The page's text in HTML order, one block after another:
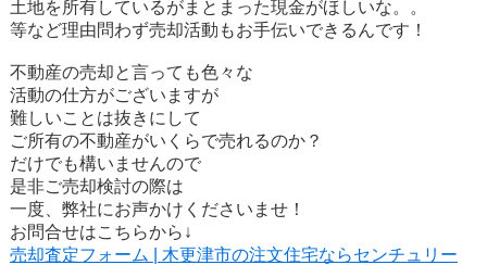
土地を所有しているがまとまった現金がほしいな。。
等など理由問わず売却活動もお手伝いできるんです！
不動産の売却と言っても色々な
活動の仕方がございますが
難しいことは抜きにして
ご所有の不動産がいくらで売れるのか？
だけでも構いませんので
是非ご売却検討の際は
一度、弊社にお声かけくださいませ！
お問合せはこちらから↓
売却査定フォーム | 木更津市の注文住宅ならセンチュリー